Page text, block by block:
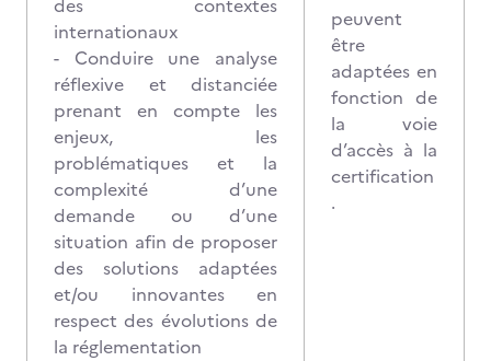
des contextes
internationaux
- Conduire une analyse
réflexive et distanciée
prenant en compte les
enjeux, les
problématiques et la
complexité d’une
demande ou d’une
situation afin de proposer
des solutions adaptées
et/ou innovantes en
respect des évolutions de
la réglementation
peuvent
être
adaptées en
fonction de
la voie
d’accès à la
certification
.